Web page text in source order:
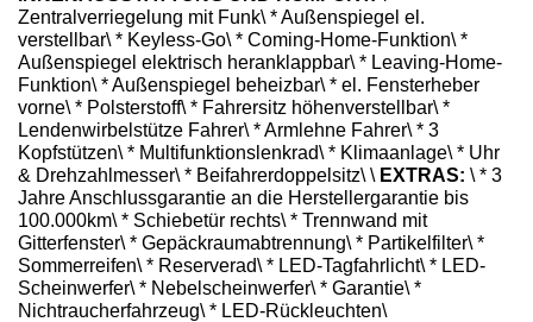
Zentralverriegelung mit Funk\ * Außenspiegel el.
verstellbar\ * Keyless-Go\ * Coming-Home-Funktion\ *
Außenspiegel elektrisch heranklappbar\ * Leaving-Home-
Funktion\ * Außenspiegel beheizbar\ * el. Fensterheber
vorne\ * Polsterstoff\ * Fahrersitz höhenverstellbar\ *
Lendenwirbelstütze Fahrer\ * Armlehne Fahrer\ * 3
Kopfstützen\ * Multifunktionslenkrad\ * Klimaanlage\ * Uhr
& Drehzahlmesser\ * Beifahrerdoppelsitz\ \ EXTRAS: \ * 3
Jahre Anschlussgarantie an die Herstellergarantie bis
100.000km\ * Schiebetür rechts\ * Trennwand mit
Gitterfenster\ * Gepäckraumabtrennung\ * Partikelfilter\ *
Sommerreifen\ * Reserverad\ * LED-Tagfahrlicht\ * LED-
Scheinwerfer\ * Nebelscheinwerfer\ * Garantie\ *
Nichtraucherfahrzeug\ * LED-Rückleuchten\